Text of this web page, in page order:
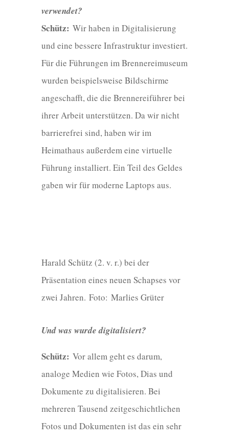
verwendet?
Schütz: Wir haben in Digitalisierung
und eine bessere Infrastruktur investiert.
Für die Führungen im Brennereimuseum
wurden beispielsweise Bildschirme
angeschafft, die die Brennereiführer bei
ihrer Arbeit unterstützen. Da wir nicht
barrierefrei sind, haben wir im
Heimathaus außerdem eine virtuelle
Führung installiert. Ein Teil des Geldes
gaben wir für moderne Laptops aus.
Harald Schütz (2. v. r.) bei der
Präsentation eines neuen Schapses vor
zwei Jahren. Foto: Marlies Grüter
Und was wurde digitalisiert?
Schütz: Vor allem geht es darum,
analoge Medien wie Fotos, Dias und
Dokumente zu digitalisieren. Bei
mehreren Tausend zeitgeschichtlichen
Fotos und Dokumenten ist das ein sehr